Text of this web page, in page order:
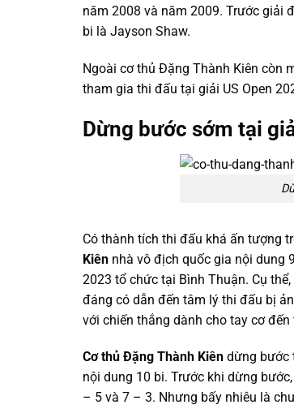
năm 2008 và năm 2009. Trước giải
bi là Jayson Shaw.
Ngoài cơ thủ Đặng Thành Kiên còn
tham gia thi đấu tại giải US Open
Dừng bước sớm tại
Có thành tích thi đấu khá ấn tượng
Kiên nhà vô địch quốc gia nội dung
2023 tổ chức tại Bình Thuận. Cụ
đáng có dẫn đến tâm lý thi đấu bị
với chiến thắng dành cho tay cơ
Cơ thủ Đặng Thành Kiên dừng bước
nội dung 10 bi. Trước khi dừng
– 5 và 7 – 3. Nhưng bấy nhiêu là